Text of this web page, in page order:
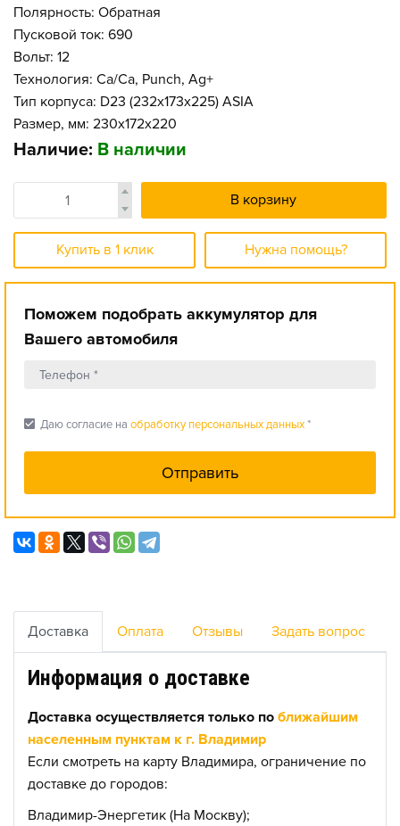
Полярность: Обратная
Пусковой ток: 690
Вольт: 12
Технология: Ca/Ca, Punch, Ag+
Тип корпуса: D23 (232x173x225) ASIA
Размер, мм: 230x172x220
Наличие: В наличии
В корзину
Купить в 1 клик Нужна помощь?
Поможем подобрать аккумулятор для
Вашего автомобиля
check_box Даю согласие на обработку персональных данных*
Доставка Оплата Отзывы Задать вопрос
Информация о доставке
Доставка осуществляется только по ближайшим
населенным пунктам к г. Владимир
Если смотреть на карту Владимира, ограничение по
доставке до городов:
Владимир-Энергетик (На Москву);